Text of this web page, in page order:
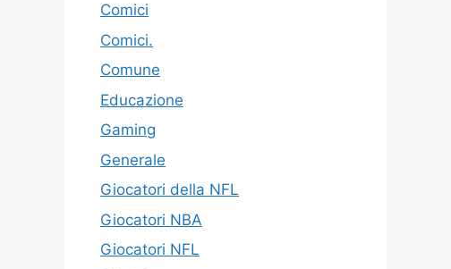
Comici
Comici.
Comune
Educazione
Gaming
Generale
Giocatori della NFL
Giocatori NBA
Giocatori NFL